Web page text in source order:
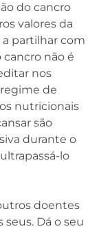
do cancro
valores da
a partilhar com
não é
nos
de
nutricionais
são
durante o
lo
doentes
Dá o seu